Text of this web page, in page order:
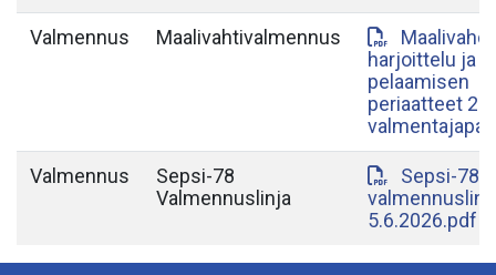
Valmennus Maalivahtivalmennus
harjoittelu ja
pelaamisen
periaatteet
Valmennus
Sepsi-78
Valmennuslinja
Sepsi-78
5.6.2026.pdf